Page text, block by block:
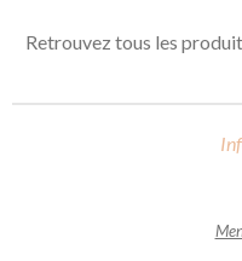
Retrouvez tous les